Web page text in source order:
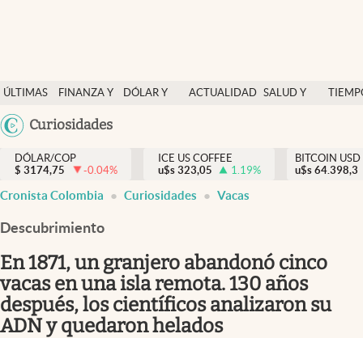
ÚLTIMAS
NOTICIAS
FINANZA Y
DÓLAR Y
ACTUALIDAD SALUD Y
México
Curiosidades
Salud y nutrición
Vida espiritual
Actualidad
Colombia
DÓLAR/COP
$ 3174,75 -0.04%
ICE US COFFEE
u$s 323,05 1.19%
BITCOIN USD
u$s 64.398,3
Cronista Colombia Curiosidades Vacas
Descubrimiento
En 1871, un granjero abandonó cinco
vacas en una isla remota. 130 años
después, los científicos analizaron su
ADN y quedaron helados